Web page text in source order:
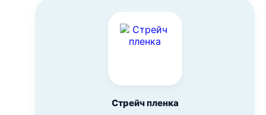
Стрейч пленка